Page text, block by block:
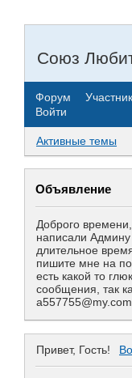
Союз
Форум
Войти
Активные темы
Объявление
Доброго
написали
длительное
пишите мне на
есть какой то
сообщения, так
a557755@my.com
Привет, Гость!